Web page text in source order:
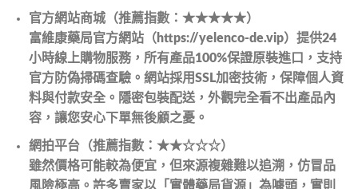
官方網站商城（推薦指數：★★★★★）
富維康藥局官方網站（https://yelenco-de.vip）提供24
小時線上購物服務，所有產品100%保證原裝進口，支持
官方防偽掃碼查驗。網站採用SSL加密技術，保障個人資
料與付款安全。隱密包裝配送，外觀完全看不出產品內
容，讓您安心下單無後顧之憂。
網拍平台（推薦指數：★★☆☆☆）
雖然價格可能較為便宜，但來源複雜難以追溯，仿冒品
風險極高。許多賣家以「實體藥局貨源」為噱頭，實則